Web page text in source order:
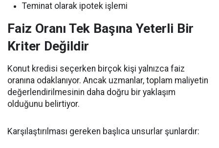
Teminat olarak ipotek işlemi
Faiz Oranı Tek Başına Yeterli Bir
Kriter Değildir
Konut kredisi seçerken birçok kişi yalnızca faiz
oranına odaklanıyor. Ancak uzmanlar, toplam maliyetin
değerlendirilmesinin daha doğru bir yaklaşım
olduğunu belirtiyor.
Karşılaştırılması gereken başlıca unsurlar şunlardır: